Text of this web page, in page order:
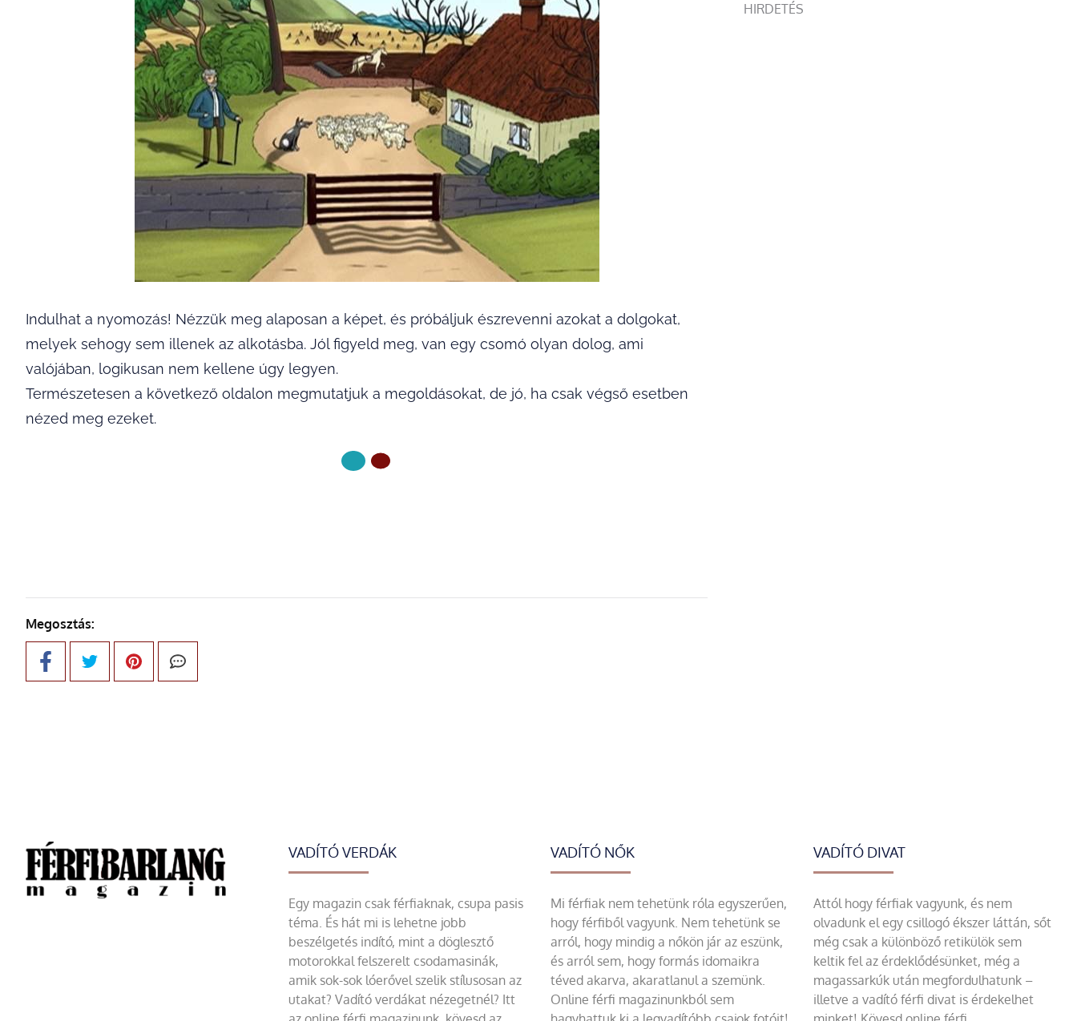
Indulhat a nyomozás! Nézzük meg alaposan a képet, és próbáljuk észrevenni azokat a dolgokat,
melyek sehogy sem illenek az alkotásba. Jól figyeld meg, van egy csomó olyan dolog, ami
valójában, logikusan nem kellene úgy legyen.
Természetesen a következő oldalon megmutatjuk a megoldásokat, de jó, ha csak végső esetben
nézed meg ezeket.
Megosztás:
HIRDETÉS
VADÍTÓ VERDÁK
Egy magazin csak férfiaknak, csupa pasis
téma. És hát mi is lehetne jobb
beszélgetés indító, mint a döglesztő
motorokkal felszerelt csodamasinák,
amik sok-sok lóerővel szelik stílusosan az
utakat? Vadító verdákat nézegetnél? Itt
VADÍTÓ NŐK
Mi férfiak nem tehetünk róla egyszerűen,
hogy férfiből vagyunk. Nem tehetünk se
arról, hogy mindig a nőkön jár az eszünk,
és arról sem, hogy formás idomaikra
téved akarva, akaratlanul a szemünk.
Online férfi magazinunkból sem
VADÍTÓ DIVAT
Attól hogy férfiak vagyunk, és nem
olvadunk el egy csillogó ékszer láttán, sőt
még csak a különböző retikülök sem
keltik fel az érdeklődésünket, még a
magassarkúk után megfordulhatunk –
illetve a vadító férfi divat is érdekelhet